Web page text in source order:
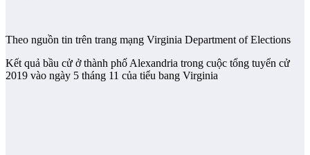
Theo nguồn tin trên trang mạng Virginia Department of Elections
Kết quả bầu cử ở thành phố Alexandria trong cuộc tổng tuyển cử
2019 vào ngày 5 tháng 11 của tiểu bang Virginia